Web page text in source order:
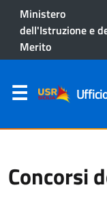
Ministero
dell'Istruzione e
Merito
Concorsi